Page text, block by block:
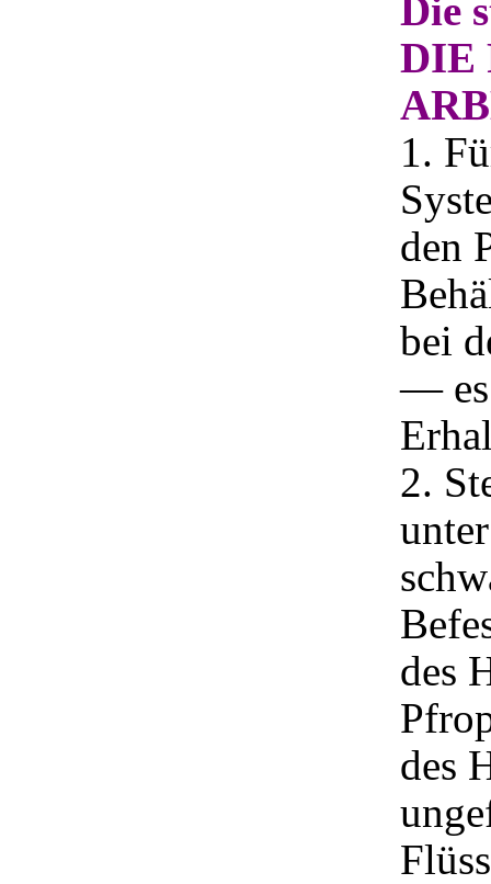
Die
DIE
1.
den
bei
— es
2.
des
des